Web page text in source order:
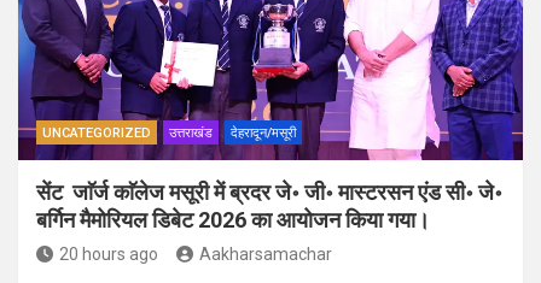
UNCATEGORIZED उत्तराखंड देहरादून/मसूरी
सेंट जाॅर्ज काॅलेज मसूरी में ब्रदर जे॰ जी॰ मास्टरसन एंड सी॰ जे॰
बर्गिन मैमोरियल डिबेट 2026 का आयोजन किया गया।
20 hours ago Aakharsamachar